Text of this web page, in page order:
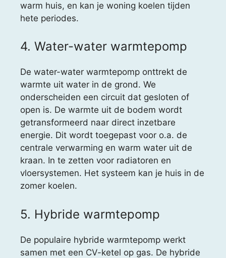
warm huis, en kan je woning koelen tijden
hete periodes.
4. Water-water warmtepomp
De water-water warmtepomp onttrekt de
warmte uit water in de grond. We
onderscheiden een circuit dat gesloten of
open is. De warmte uit de bodem wordt
getransformeerd naar direct inzetbare
energie. Dit wordt toegepast voor o.a. de
centrale verwarming en warm water uit de
kraan. In te zetten voor radiatoren en
vloersystemen. Het systeem kan je huis in de
zomer koelen.
5. Hybride warmtepomp
De populaire hybride warmtepomp werkt
samen met een CV-ketel op gas. De hybride